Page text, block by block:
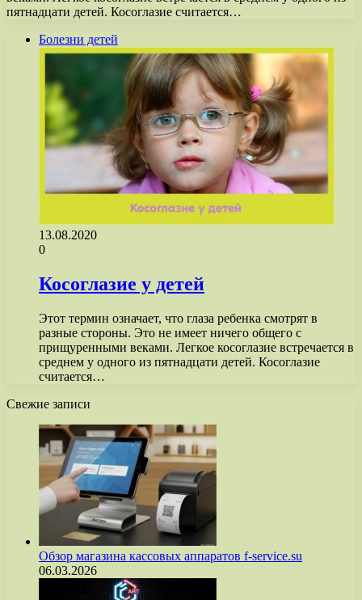
пятнадцати детей. Косоглазие считается…
Болезни детей
13.08.2020
0
Косоглазие у детей
Этот термин означает, что глаза ребенка смотрят в
разные стороны. Это не имеет ничего общего с
прищуренными веками. Легкое косоглазие встречается в
среднем у одного из пятнадцати детей. Косоглазие
считается…
Свежие записи
Обзор магазина кассовых аппаратов f-service.su
06.03.2026